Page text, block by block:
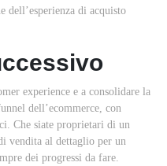
dell’esperienza di acquisto
experience e a consolidare la
dell’ecommerce, con
Che siate proprietari di un
vendita al dettaglio per un
dei progressi da fare.